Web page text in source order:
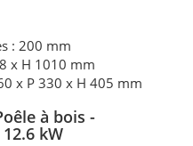
: 200 mm
x H 1010 mm
x P 330 x H 405 mm
à bois -
kW